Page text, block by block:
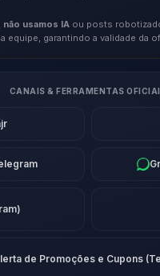
não usamos IA ou posts
equipe, garantindo a validade da
CANAIS & FERRAMENTAS
de Promoções e Cupons